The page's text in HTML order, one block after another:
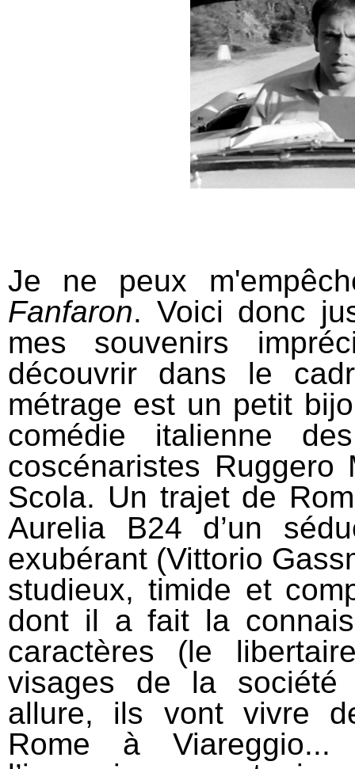
Je ne peux
Fanfaron. Voici donc
mes souvenirs
découvrir dans le
métrage est un petit
comédie italienne
coscénaristes
Scola. Un trajet de
Aurelia B24 d’un
exubérant (Vittorio
studieux, timide et
dont il a fait la
caractères (le
visages de la société
allure, ils vont vivre
Rome à